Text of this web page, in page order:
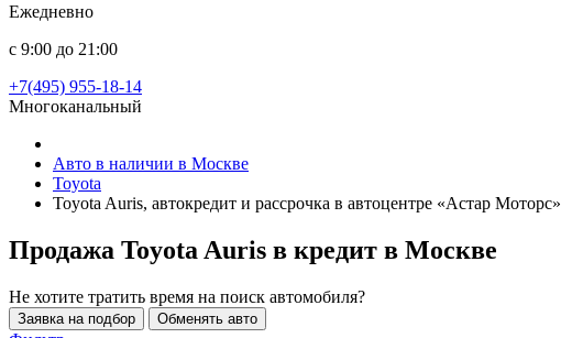
Ежедневно
с 9:00 до 21:00
+7(495) 955-18-14
Многоканальный
Авто в наличии в Москве
Toyota
Toyota Auris, автокредит и рассрочка в автоцентре «Астар Моторс»
Продажа Toyota Auris в кредит в Москве
Не хотите тратить время на поиск автомобиля?
Заявка на подбор Обменять авто